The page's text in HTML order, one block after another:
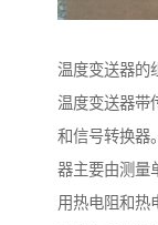
温度变送器的
温度变送器带
和信号转换器
器主要由测量
用热电阻和热